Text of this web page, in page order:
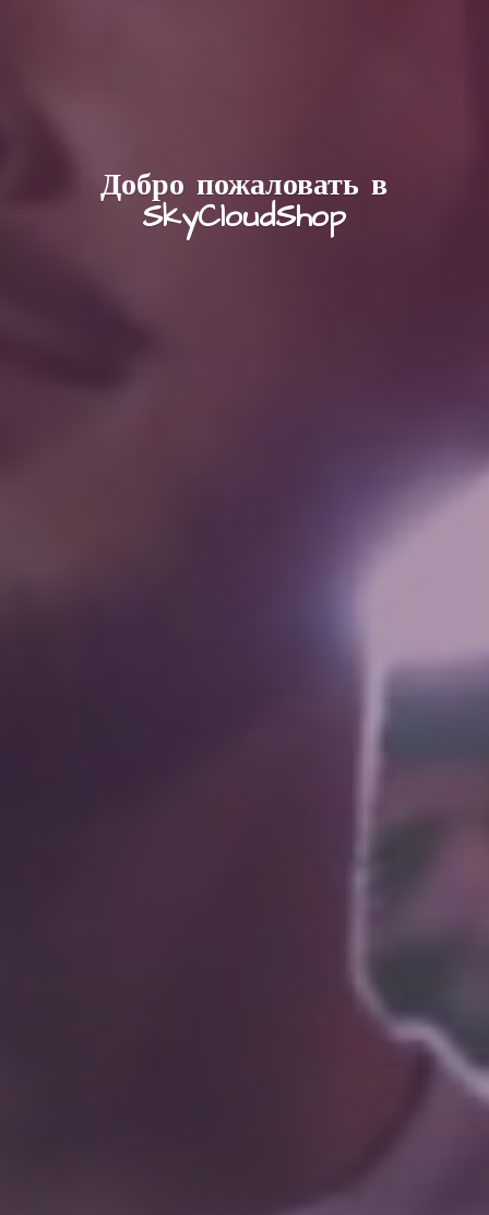
Добро пожаловать в
SkyCloudShop